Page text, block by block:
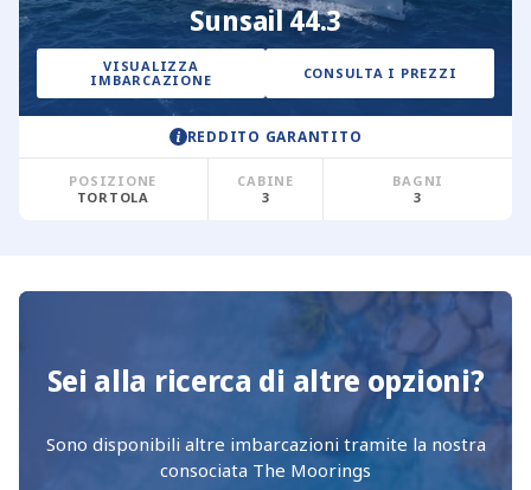
Sunsail 44.3
VISUALIZZA
IMBARCAZIONE
CONSULTA I PREZZI
REDDITO GARANTITO
POSIZIONE
TORTOLA
CABINE
3
BAGNI
3
Sei alla ricerca di altre opzioni?
Sono disponibili altre imbarcazioni tramite la nostra
consociata The Moorings